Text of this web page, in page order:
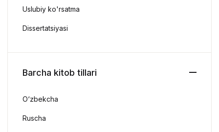
Uslubiy ko'rsatma
Dissertatsiyasi
Barcha kitob tillari
O‘zbekcha
Ruscha